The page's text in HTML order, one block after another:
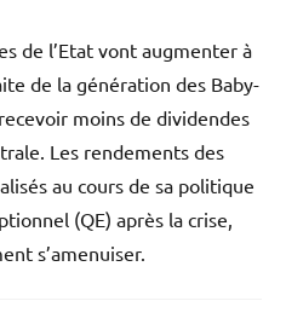
de l’Etat vont augmenter à
de la génération des Baby-
moins de dividendes
Les rendements des
au cours de sa politique
(QE) après la crise,
s’amenuiser.